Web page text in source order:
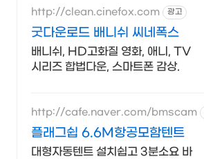
http://clean.cinefox.com 광고
굿다운로드 배니쉬 씨네폭스
배니쉬, HD고화질 영화, 애니, TV
시리즈 합법다운, 스마트폰 감상.
http://cafe.naver.com/bmscam
플래그쉽 6.6M항공모함텐트
대형자동텐트 설치쉽고 3분소요 바